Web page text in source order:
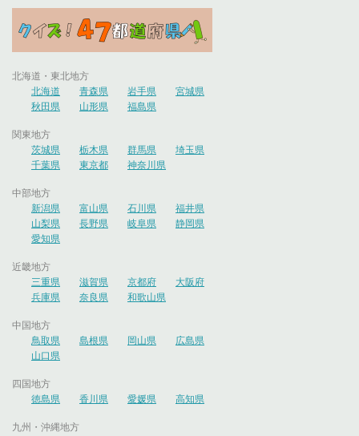
北海道・東北地方
北海道
青森県 岩手県
宮城県
秋田県
山形県 福島県
関東地方
茨城県
栃木県 群馬県
埼玉県
千葉県
東京都 神奈川県
中部地方
新潟県
富山県 石川県
福井県
山梨県
長野県 岐阜県
静岡県
愛知県
近畿地方
三重県
滋賀県 京都府
大阪府
兵庫県
奈良県 和歌山県
中国地方
鳥取県
島根県 岡山県
広島県
山口県
四国地方
徳島県
香川県 愛媛県 高知県
九州・沖縄地方